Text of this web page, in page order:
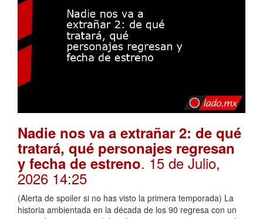
Nadie nos va a extrañar 2: de qué
tratará, qué personajes regresan
y fecha de estreno. 15 de Julio,
2026 14:25
(Alerta de spoiler si no has visto la primera temporada) La
historia ambientada en la década de los 90 regresa con un